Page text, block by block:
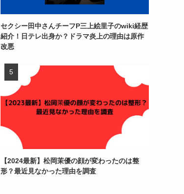
セクシー田中さんチーフP三上絵里子のwiki経歴
紹介！日テレ出身か？ドラマ炎上の理由は原作
改悪
【2024最新】松岡茉優の顔が変わったのは整
形？最近見なかった理由を調査